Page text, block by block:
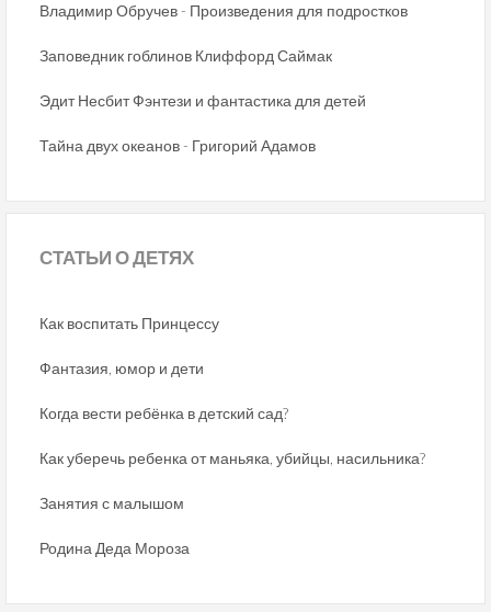
Владимир Обручев - Произведения для подростков
Заповедник гоблинов Клиффорд Саймак
Эдит Несбит Фэнтези и фантастика для детей
Тайна двух океанов - Григорий Адамов
СТАТЬИО ДЕТЯХ
Как воспитать Принцессу
Фантазия, юмор и дети
Когда вести ребёнка в детский сад?
Как уберечь ребенка от маньяка, убийцы, насильника?
Занятия с малышом
Родина Деда Мороза